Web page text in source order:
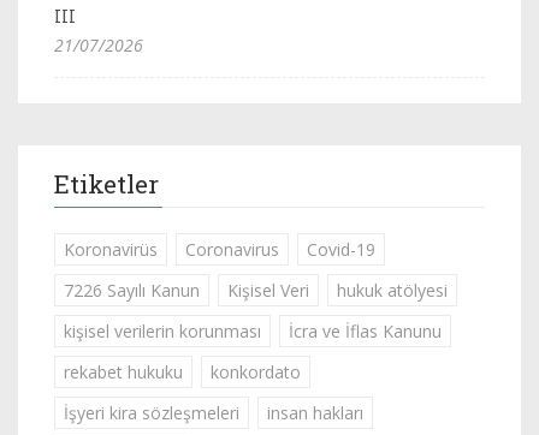
III
21/07/2026
Etiketler
Koronavirüs Coronavirus
Covid-19
7226 Sayılı Kanun
Kişisel Veri
hukuk atölyesi
kişisel verilerin korunması
İcra ve İflas Kanunu
rekabet hukuku
konkordato
İşyeri kira sözleşmeleri
insan hakları